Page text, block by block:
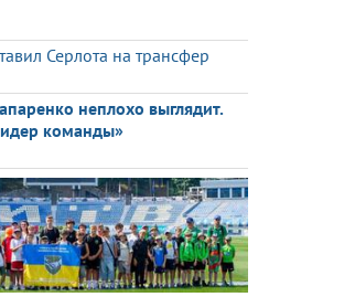
Серлота на трансфер
неплохо выглядит.
команды»